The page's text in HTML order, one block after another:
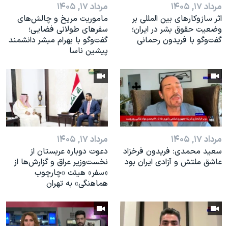
مرداد ۱۷, ۱۴۰۵
اثر ساز‌و‌کارهای بین المللی بر
وضعیت حقوق بشر در ایران؛
گفت‌وگو با فریدون رحمانی
مرداد ۱۷, ۱۴۰۵
ماموریت مریخ و چالش‌های
سفرهای طولانی فضایی؛
گفت‌وگو با بهرام مبشر دانشمند
پیشین ناسا
مرداد ۱۷, ۱۴۰۵
سعید محمدی: فریدون فرخزاد
عاشق ملتش و آزادی ایران بود
مرداد ۱۷, ۱۴۰۵
دعوت دوباره عربستان از
نخست‌وزیر عراق و گزارش‌ها از
«سفر» هیئت «چارچوب
هماهنگی» به تهران